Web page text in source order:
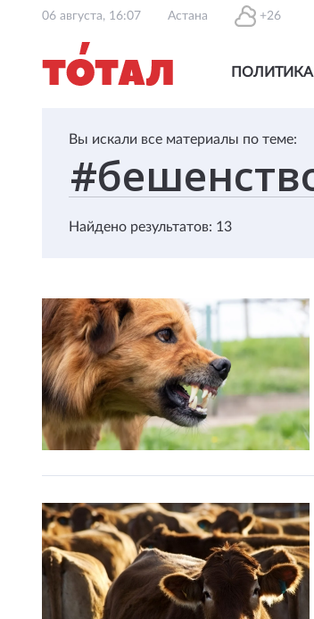
06 августа, 16:07 Астана +26
ПОЛИТИКА
Вы искали все материалы по теме:
Найдено результатов: 13